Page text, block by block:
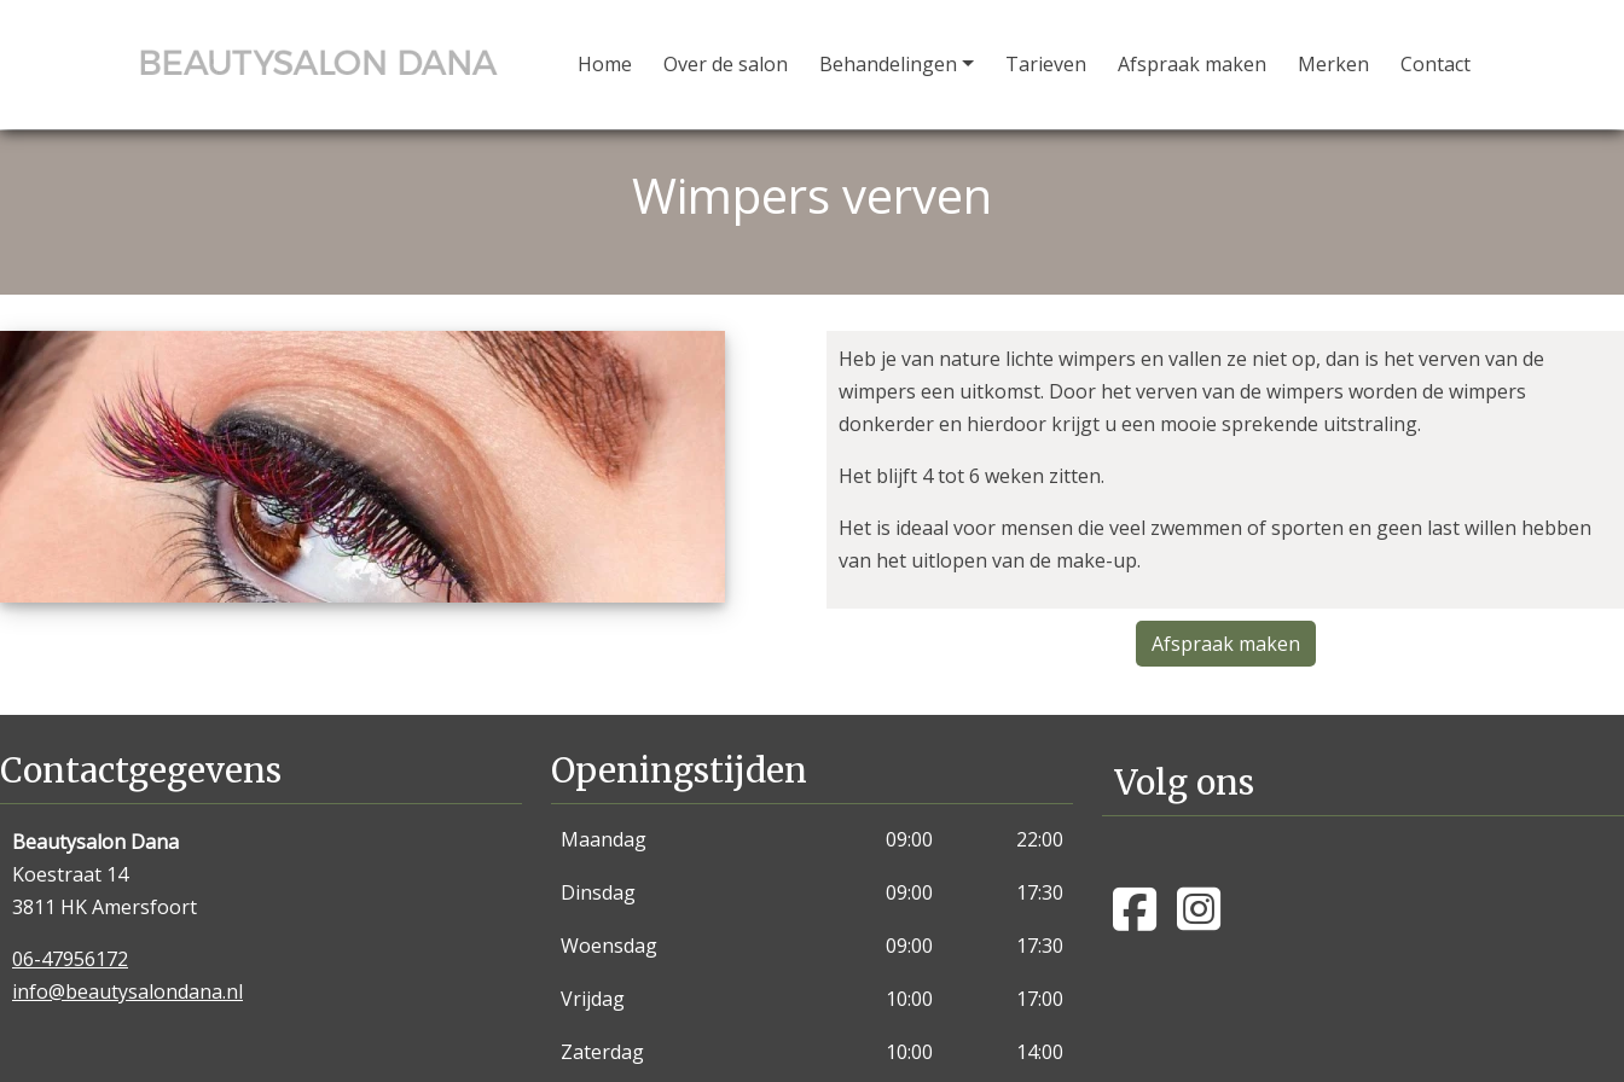
Home Over de salon Behandelingen Tarieven Afspraak maken Merken Contact
Wimpers verven
Heb je van nature lichte wimpers en vallen ze niet op, dan is het verven van de
wimpers een uitkomst. Door het verven van de wimpers worden de wimpers
donkerder en hierdoor krijgt u een mooie sprekende uitstraling.
Het blijft 4 tot 6 weken zitten.
Het is ideaal voor mensen die veel zwemmen of sporten en geen last willen hebben
van het uitlopen van de make-up.
Afspraak maken
Contactgegevens
Beautysalon Dana
Koestraat 14
3811 HK Amersfoort
06-47956172
info@beautysalondana.nl
Openingstijden
Maandag 09:00
22:00
Dinsdag
09:00
17:30
Woensdag
09:00
17:30
Vrijdag
10:00
17:00
Zaterdag
10:00 14:00
Volg ons